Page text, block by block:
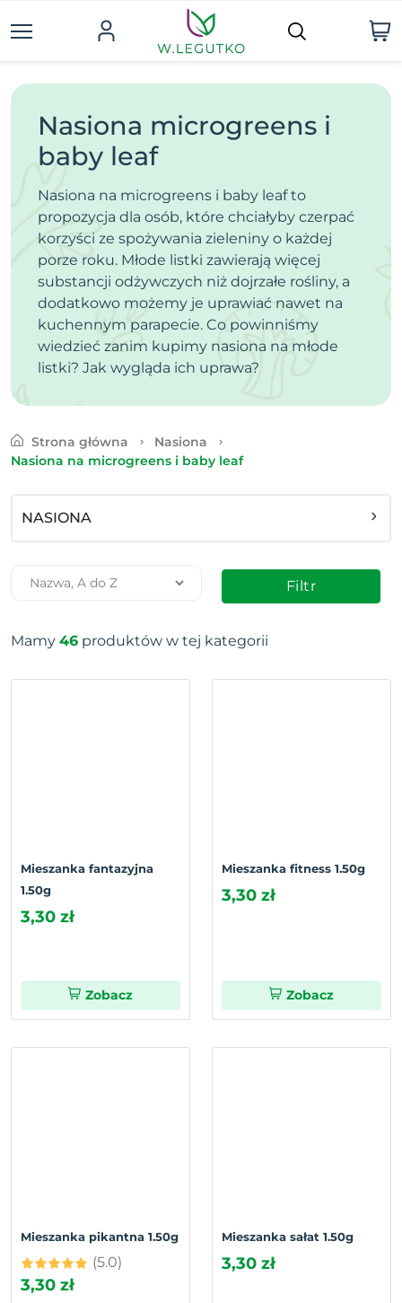
Nasiona microgreens i
baby leaf
Nasiona na microgreens i baby leaf to
propozycja dla osób, które chciałyby czerpać
korzyści ze spożywania zieleniny o każdej
porze roku. Młode listki zawierają więcej
substancji odżywczych niż dojrzałe rośliny, a
dodatkowo możemy je uprawiać nawet na
kuchennym parapecie. Co powinniśmy
wiedzieć zanim kupimy nasiona na młode
listki? Jak wygląda ich uprawa?
Strona główna
Nasiona
Nasiona na microgreens i baby leaf
NASIONA
Filtr
Mamy 46 produktów w tej kategorii
Mieszanka fantazyjna
1.50g
3,30 zł
Zobacz
Mieszanka fitness 1.50g
3,30 zł
Zobacz
Mieszanka pikantna 1.50g
(5.0)
3,30 zł
Mieszanka sałat 1.50g
3,30 zł